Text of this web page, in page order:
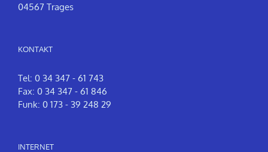
04567 Trages
KONTAKT
Tel: 0 34 347 - 61 743
Fax: 0 34 347 - 61 846
Funk: 0 173 - 39 248 29
INTERNET